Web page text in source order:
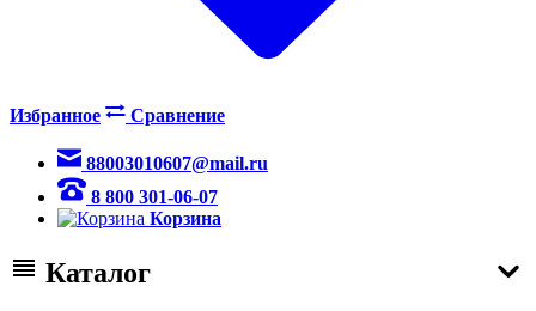
Избранное Сравнение
88003010607@mail.ru
8 800 301-06-07
Корзина
Каталог